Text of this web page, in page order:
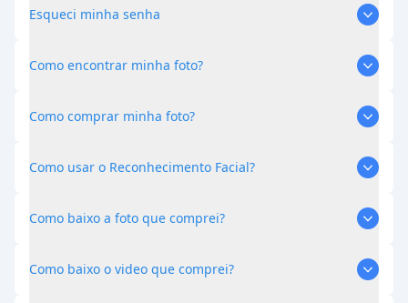
Esqueci minha senha
Como encontrar minha foto?
Como comprar minha foto?
Como usar o Reconhecimento Facial?
Como baixo a foto que comprei?
Como baixo o video que comprei?